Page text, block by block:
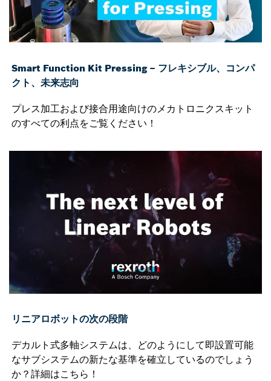
Smart Function Kit Pressing – フレキシブル、コンパ
クト、未来志向
プレス加工および接合用途向けのメカトロニクスキット
のすべての利点をご覧ください！
リニアロボットの次の段階
デカルト式多軸システムは、どのようにして即設置可能
なサブシステムの新たな基準を確立しているのでしょう
か？詳細はこちら！